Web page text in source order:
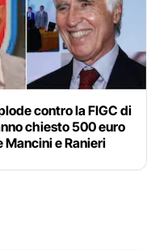
contro la FIGC di
chiesto 500 euro
e Ranieri